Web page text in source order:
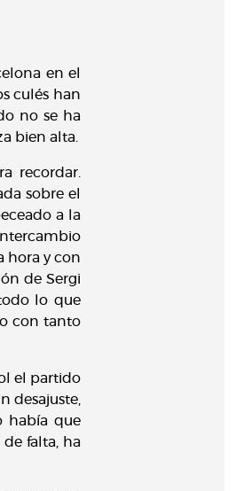
en el
culés han
no se ha
bien alta.
recordar.
sobre el
a la
hora y con
de Sergi
lo que
con tanto
el partido
desajuste,
había que
falta, ha